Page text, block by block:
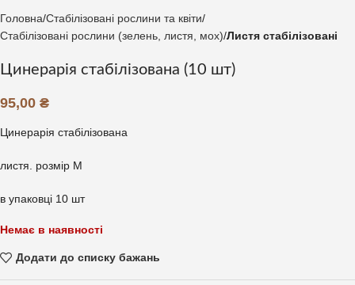
Головна Стабілізовані рослини та квіти
Стабілізовані рослини (зелень, листя, мох) Листя стабілізовані
Цинерарія стабілізована (10 шт)
95,00 ₴
Цинерарія стабілізована
листя. розмір М
в упаковці 10 шт
Немає в наявності
Додати до списку бажань